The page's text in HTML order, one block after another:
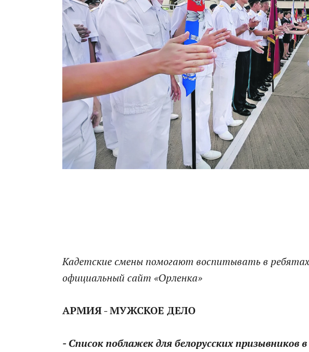
Кадетские смены помогают воспитывать в
официальный сайт «Орленка»
АРМИЯ - МУЖСКОЕ ДЕЛО
- Список поблажек для белорусских призывников